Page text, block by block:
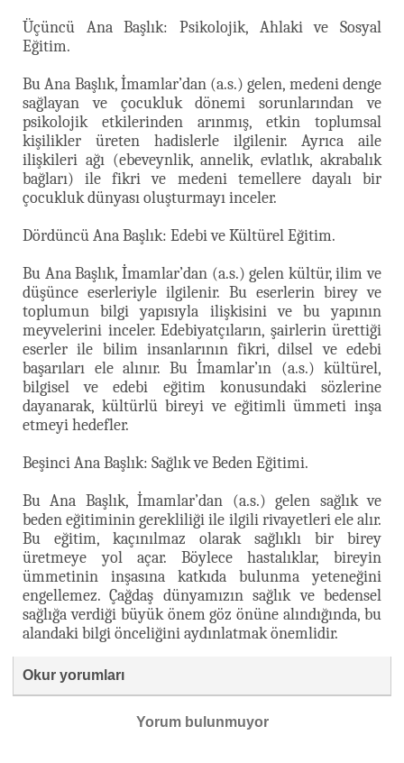
Üçüncü Ana Başlık: Psikolojik, Ahlaki ve Sosyal
Eğitim.
Bu Ana Başlık, İmamlar’dan (a.s.) gelen, medeni denge
sağlayan ve çocukluk dönemi sorunlarından ve
psikolojik etkilerinden arınmış, etkin toplumsal
kişilikler üreten hadislerle ilgilenir. Ayrıca aile
ilişkileri ağı (ebeveynlik, annelik, evlatlık, akrabalık
bağları) ile fikri ve medeni temellere dayalı bir
çocukluk dünyası oluşturmayı inceler.
Dördüncü Ana Başlık: Edebi ve Kültürel Eğitim.
Bu Ana Başlık, İmamlar’dan (a.s.) gelen kültür, ilim ve
düşünce eserleriyle ilgilenir. Bu eserlerin birey ve
toplumun bilgi yapısıyla ilişkisini ve bu yapının
meyvelerini inceler. Edebiyatçıların, şairlerin ürettiği
eserler ile bilim insanlarının fikri, dilsel ve edebi
başarıları ele alınır. Bu İmamlar’ın (a.s.) kültürel,
bilgisel ve edebi eğitim konusundaki sözlerine
dayanarak, kültürlü bireyi ve eğitimli ümmeti inşa
etmeyi hedefler.
Beşinci Ana Başlık: Sağlık ve Beden Eğitimi.
Bu Ana Başlık, İmamlar’dan (a.s.) gelen sağlık ve
beden eğitiminin gerekliliği ile ilgili rivayetleri ele alır.
Bu eğitim, kaçınılmaz olarak sağlıklı bir birey
üretmeye yol açar. Böylece hastalıklar, bireyin
ümmetinin inşasına katkıda bulunma yeteneğini
engellemez. Çağdaş dünyamızın sağlık ve bedensel
sağlığa verdiği büyük önem göz önüne alındığında, bu
alandaki bilgi önceliğini aydınlatmak önemlidir.
Okur yorumları
Yorum bulunmuyor